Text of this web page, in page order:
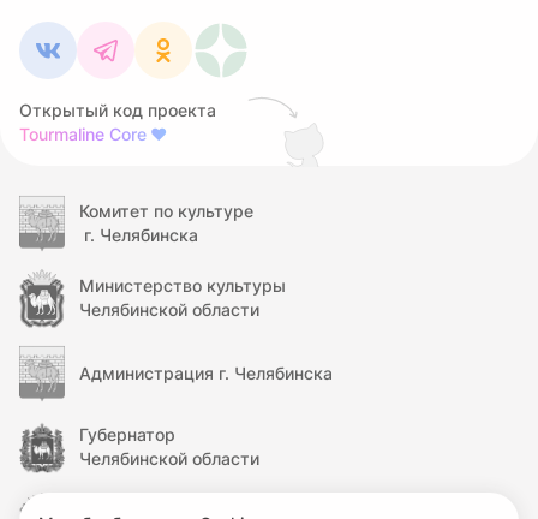
Открытый код проекта
Tourmaline Core ❤
Комитет по культуре
г. Челябинска
Министерство культуры
Челябинской области
Администрация г. Челябинска
Губернатор
Челябинской области